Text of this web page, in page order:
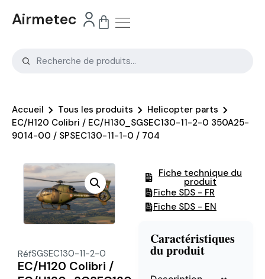
Airmetec
Accueil Tous les produits
Helicopter parts
EC/H120 Colibri / EC/H130_SGSEC130-11-2-0 350A25-
9014-00 / SPSEC130-11-1-0 / 704
RéfSGSEC130-11-2-0
EC/H120 Colibri /
Fiche technique du
produit
Fiche SDS - FR
Fiche SDS - EN
Caractéristiques
du produit